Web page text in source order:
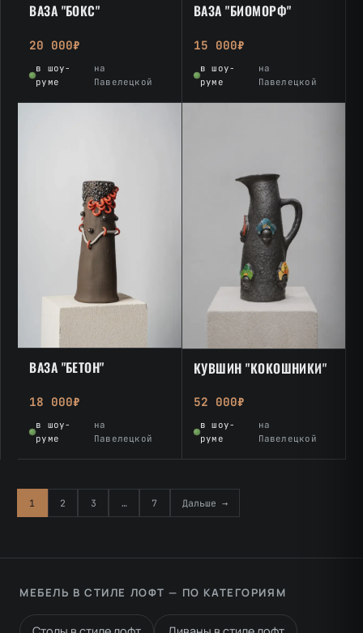
ВАЗА "БОКС"
20 000₽
в шоу-
руме
на
Павелецкой
ВАЗА "БИОМОРФ"
15 000₽
в шоу-
руме
на
Павелецкой
ВАЗА "БЕТОН"
18 000₽
в шоу-
руме
на
Павелецкой
КУВШИН "КОКОШНИКИ"
52 000₽
в шоу-
руме
на
Павелецкой
1 2 3 … 7 Дальше →
МЕБЕЛЬ В СТИЛЕ ЛОФТ — ПО КАТЕГОРИЯМ